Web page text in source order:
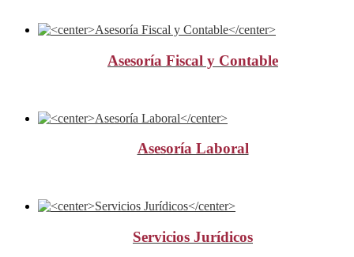
Asesoría Fiscal y Contable
Asesoría Laboral
Servicios Jurídicos